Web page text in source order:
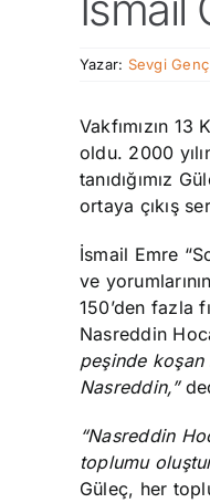
Yazar: Sevgi Genç
Vakfımızın
oldu. 2000
tanıdığımız
ortaya çıkış
İsmail Emre
ve
150’den fazla
Nasreddin
peşinde koşan
Nasreddin,”
“Nasreddin
toplumu
Güleç, her